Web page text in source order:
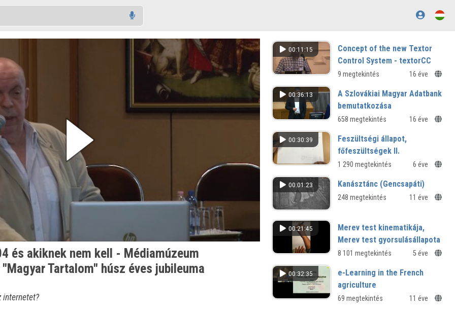
és akiknek nem kell - Médiamúzeum
Tartalom" húsz éves jubileuma
internetet?
00:11:15
Concept of the new Textor
Control System - textorCC
9 megtekintés 16 éve
00:36:13
A Szlovákiai Magyar Adatbank
bemutatkozása
658 megtekintés 16 éve
00:30:39
Feszültségi állapot,
főfeszültségek II.
1 290 megtekintés 6 éve
00:01:23 Kanásztánc (Gencsapáti)
248 megtekintés 11 éve
00:21:45
Merev test kinematikája,
Merev test gyorsulásállapota
8 101 megtekintés 5 éve
00:32:35
e-Learning in the French
agriculture
69 megtekintés 11 éve